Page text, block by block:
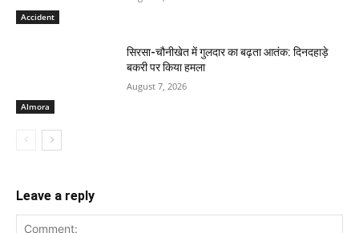
Accident
Almora
सिरसा-चौनीखेत में गुलदार का बढ़ता आतंक: दिनदहाड़े
बकरी पर किया हमला
August 7, 2026
Leave a reply